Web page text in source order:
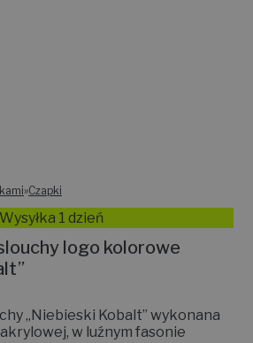
»Czapki
Wysyłka 1 dzień
logo kolorowe
„Niebieski Kobalt” wykonana
w luźnym fasonie